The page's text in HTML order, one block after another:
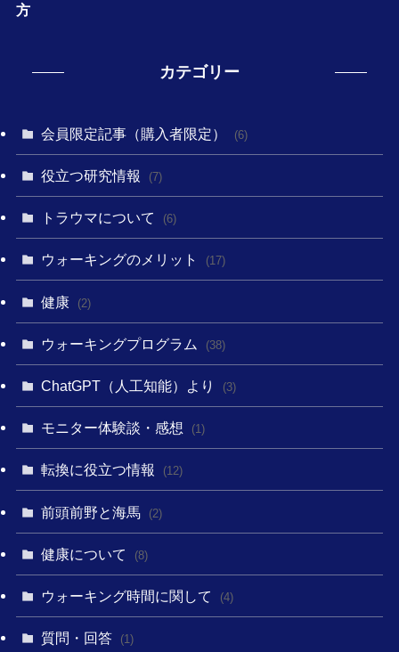
方
カテゴリー
会員限定記事（購入者限定） (6)
役立つ研究情報 (7)
トラウマについて (6)
ウォーキングのメリット (17)
健康 (2)
ウォーキングプログラム (38)
ChatGPT（人工知能）より (3)
モニター体験談・感想 (1)
転換に役立つ情報 (12)
前頭前野と海馬 (2)
健康について (8)
ウォーキング時間に関して (4)
質問・回答 (1)